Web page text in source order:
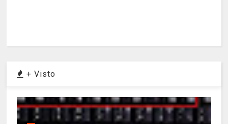
+ Visto